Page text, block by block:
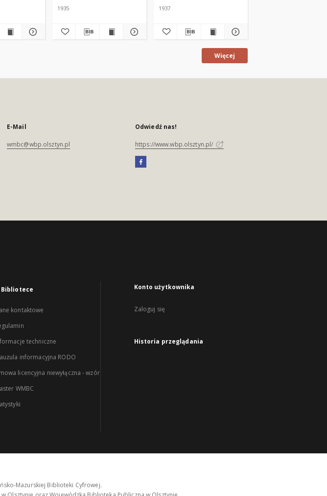
1935 1937
Więcej
E-Mail
wmbc@wbp.olsztyn.pl
Odwiedź nas!
https://www.wbp.olsztyn.pl/
Bibliotece
kontaktowe
techniczne
informacyjna RODO
licencyjna niewyłączna - wzór
WMBC
Konto użytkownika
Zaloguj się
Historia przeglądania
Mazurskiej Biblioteki Cyfrowej.